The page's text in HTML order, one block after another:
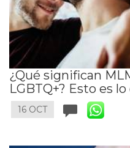
¿Qué significan
LGBTQ+? Esto es
16 OCT